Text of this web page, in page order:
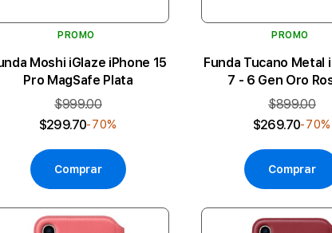
PROMO
Moshi iGlaze iPhone 15
Pro MagSafe Plata
$999.00
$299.70-70%
Comprar
PROMO
Funda Tucano Metal
7 - 6 Gen Oro
$899.00
$269.70-70%
Comprar